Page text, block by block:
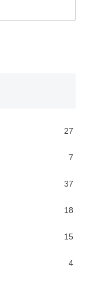
27
7
37
18
15
4